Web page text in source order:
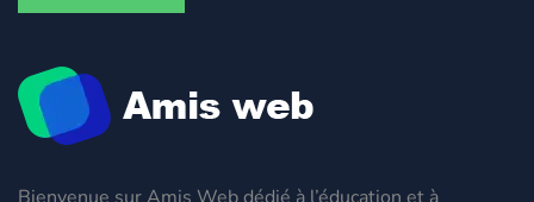
Bienvenue sur Amis Web dédié à l’éducation et à